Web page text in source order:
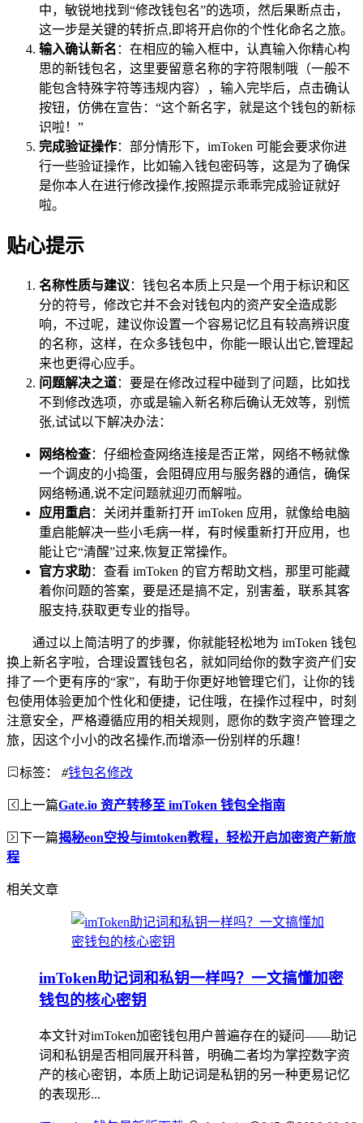
中，敏锐地找到“修改钱包名”的选项，然后果断点击，
这一步是关键的转折点,即将开启你的个性化命名之旅。
输入确认新名 ：在相应的输入框中，认真输入你精心构
思的新钱包名，这里要留意名称的字符限制哦（一般不
能包含特殊字符等违规内容），输入完毕后，点击确认
按钮，仿佛在宣告：“这个新名字，就是这个钱包的新标
识啦！”
完成验证操作：部分情形下，imToken 可能会要求你进
行一些验证操作，比如输入钱包密码等，这是为了确保
是你本人在进行修改操作,按照提示乖乖完成验证就好
啦。
贴心提示
名称性质与建议 ：钱包名本质上只是一个用于标识和区
分的符号，修改它并不会对钱包内的资产安全造成影
响，不过呢，建议你设置一个容易记忆且有较高辨识度
的名称，这样，在众多钱包中，你能一眼认出它,管理起
来也更得心应手。
问题解决之道：要是在修改过程中碰到了问题，比如找
不到修改选项，亦或是输入新名称后确认无效等，别慌
张,试试以下解决办法：
网络检查：仔细检查网络连接是否正常，网络不畅就像
一个调皮的小捣蛋，会阻碍应用与服务器的通信，确保
网络畅通,说不定问题就迎刃而解啦。
应用重启 ：关闭并重新打开 imToken 应用，就像给电脑
重启能解决一些小毛病一样，有时候重新打开应用，也
能让它“清醒”过来,恢复正常操作。
官方求助：查看 imToken 的官方帮助文档，那里可能藏
着你问题的答案，要是还是搞不定，别害羞，联系其客
服支持,获取更专业的指导。
通过以上简洁明了的步骤，你就能轻松地为 imToken 钱包
换上新名字啦，合理设置钱包名，就如同给你的数字资产们安
排了一个更有序的“家”，有助于你更好地管理它们，让你的钱
包使用体验更加个性化和便捷，记住哦，在操作过程中，时刻
注意安全，严格遵循应用的相关规则，愿你的数字资产管理之
旅，因这个小小的改名操作,而增添一份别样的乐趣！
标签： #钱包名修改
上一篇Gate.io 资产转移至 imToken 钱包全指南
下一篇揭秘eon空投与imtoken教程，轻松开启加密资产新旅
程
相关文章
imToken助记词和私钥一样吗？一文搞懂加密
钱包的核心密钥
本文针对imToken加密钱包用户普遍存在的疑问——助记
词和私钥是否相同展开科普，明确二者均为掌控数字资
产的核心密钥，本质上助记词是私钥的另一种更易记忆
的表现形...